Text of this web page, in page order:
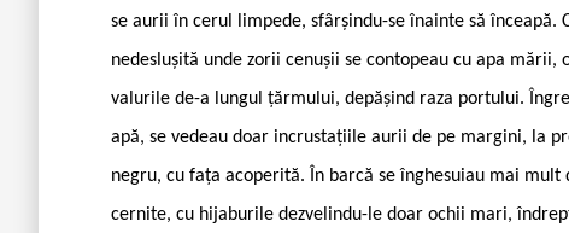
se aurii în cerul limpede, sfârșindu-se înainte să înceapă.
nedeslușită unde zorii cenușii se contopeau cu apa
valurile de-a lungul țărmului, depășind raza portului.
apă, se vedeau doar incrustațiile aurii de pe margini, la
negru, cu fața acoperită. În barcă se înghesuiau mai
cernite, cu hijaburile dezvelindu-le doar ochii mari,